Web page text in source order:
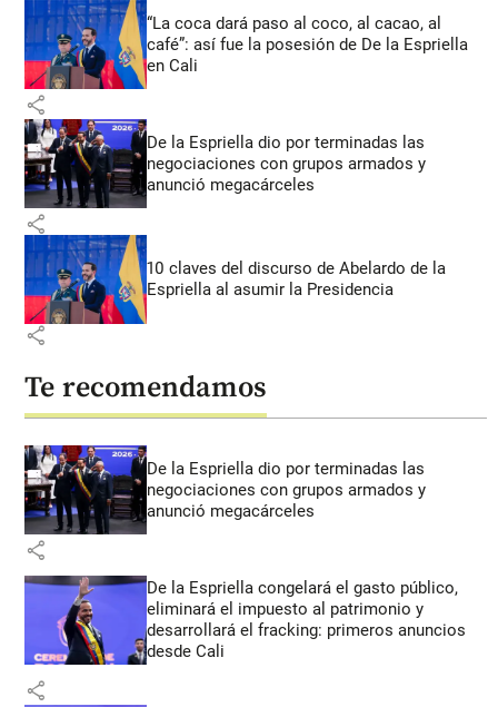
“La coca dará paso al coco, al cacao, al
café”: así fue la posesión de De la Espriella
en Cali
share
De la Espriella dio por terminadas las
negociaciones con grupos armados y
anunció megacárceles
share
10 claves del discurso de Abelardo de la
Espriella al asumir la Presidencia
share
Te recomendamos
De la Espriella dio por terminadas las
negociaciones con grupos armados y
anunció megacárceles
share
De la Espriella congelará el gasto público,
eliminará el impuesto al patrimonio y
desarrollará el fracking: primeros anuncios
desde Cali
share